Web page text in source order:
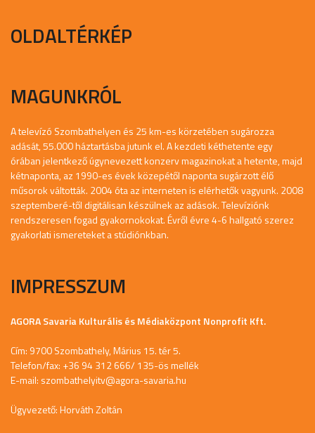
OLDALTÉRKÉP
MAGUNKRÓL
A televízó Szombathelyen és 25 km-es körzetében sugározza
adását, 55.000 háztartásba jutunk el. A kezdeti kéthetente egy
órában jelentkező úgynevezett konzerv magazinokat a hetente, majd
kétnaponta, az 1990-es évek közepétől naponta sugárzott élő
műsorok váltották. 2004 óta az interneten is elérhetők vagyunk. 2008
szeptemberé-től digitálisan készülnek az adások. Televíziónk
rendszeresen fogad gyakornokokat. Évről évre 4-6 hallgató szerez
gyakorlati ismereteket a stúdiónkban.
IMPRESSZUM
AGORA Savaria Kulturális és Médiaközpont Nonprofit Kft.
Cím: 9700 Szombathely, Márius 15. tér 5.
Telefon/fax: +36 94 312 666/ 135-ös mellék
E-mail: szombathelyitv@agora-savaria.hu
Ügyvezető: Horváth Zoltán